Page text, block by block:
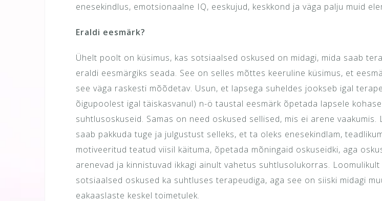
enesekindlus, emotsionaalne IQ, eeskujud, keskkond ja väga palju muid
Eraldi eesmärk?
Ühelt poolt on küsimus, kas sotsiaalsed oskused on midagi, mida saab
eraldi eesmärgiks seada. See on selles mõttes keeruline küsimus, et
see väga raskesti mõõdetav. Usun, et lapsega suheldes jookseb igal
õigupoolest igal täiskasvanul) n-ö taustal eesmärk õpetada lapsele
suhtlusoskuseid. Samas on need oskused sellised, mis ei arene vaakumis.
saab pakkuda tuge ja julgustust selleks, et ta oleks enesekindlam,
motiveeritud teatud viisil käituma, õpetada mõningaid oskuseidki, aga
arenevad ja kinnistuvad ikkagi ainult vahetus suhtlusolukorras. Loomulikult
sotsiaalsed oskused ka suhtluses terapeudiga, aga see on siiski midagi
eakaaslaste keskel toimetulek.